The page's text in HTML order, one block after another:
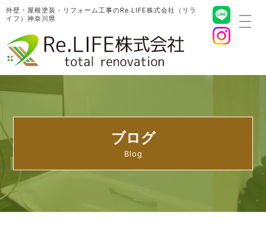
外壁・屋根塗装・リフォーム工事のRe.LIFE株式会社（リラ
イフ）神奈川県
ブログ